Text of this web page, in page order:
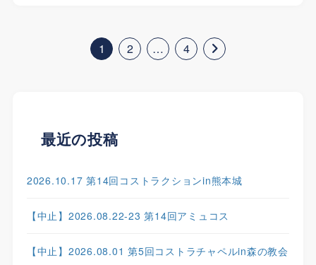
1 2 … 4
最近の投稿
2026.10.17 第14回コストラクションin熊本城
【中止】2026.08.22-23 第14回アミュコス
【中止】2026.08.01 第5回コストラチャペルin森の教会